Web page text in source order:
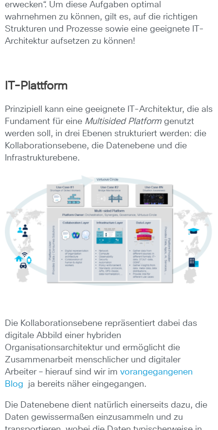
erwecken“. Um diese Aufgaben optimal
wahrnehmen zu können, gilt es, auf die richtigen
Strukturen und Prozesse sowie eine geeignete IT-
Architektur aufsetzen zu können!
IT-Plattform
Prinzipiell kann eine geeignete IT-Architektur, die als
Fundament für eine Multisided Platform genutzt
werden soll, in drei Ebenen strukturiert werden: die
Kollaborationsebene, die Datenebene und die
Infrastrukturebene.
Die Kollaborationsebene repräsentiert dabei das
digitale Abbild einer hybriden
Organisationsarchitektur und ermöglicht die
Zusammenarbeit menschlicher und digitaler
Arbeiter – hierauf sind wir im vorangegangenen
Blog ja bereits näher eingegangen.
Die Datenebene dient natürlich einerseits dazu, die
Daten gewissermaßen einzusammeln und zu